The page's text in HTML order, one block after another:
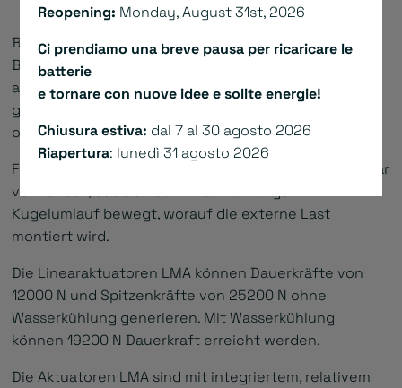
Besonders hervorzugeheben ist die “Sandwich-
Bauweise”, wodurch die magnetische Vorspannung
auf den Linearführungen miniminiert wird und die
generierten Kräfte, je nach gewünschter Hublänge,
optimiert werden.
Für den Sich-bewegenden-Teil wird ein Magnetenpaar
verwendet, das sich auf Linearführungen mit
Kugelumlauf bewegt, worauf die externe Last
montiert wird.
Die Linearaktuatoren LMA können Dauerkräfte von
12000 N und Spitzenkräfte von 25200 N ohne
Wasserkühlung generieren. Mit Wasserkühlung
können 19200 N Dauerkraft erreicht werden.
Die Aktuatoren LMA sind mit integriertem, relativem
Reopening: Monday, August 31st, 2026
Ci prendiamo una breve pausa per ricaricare le
batterie
e tornare con nuove idee e solite energie!
Chiusura estiva: dal 7 al 30 agosto 2026
Riapertura: lunedì 31 agosto 2026